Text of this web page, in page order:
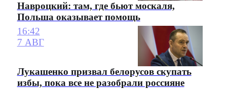
Навроцкий: там, где бьют москаля,
Польша оказывает помощь
16:42
7 АВГ
Лукашенко призвал белорусов скупать
избы, пока все не разобрали россияне